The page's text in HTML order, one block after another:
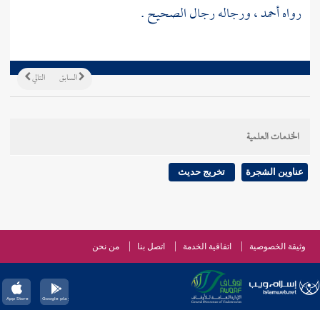
رواهأحمد، ورجاله رجال الصحيح .
التالي السابق
الخدمات العلمية
عناوين الشجرة تخريج حديث
وثيقة الخصوصية اتفاقية الخدمة اتصل بنا من نحن